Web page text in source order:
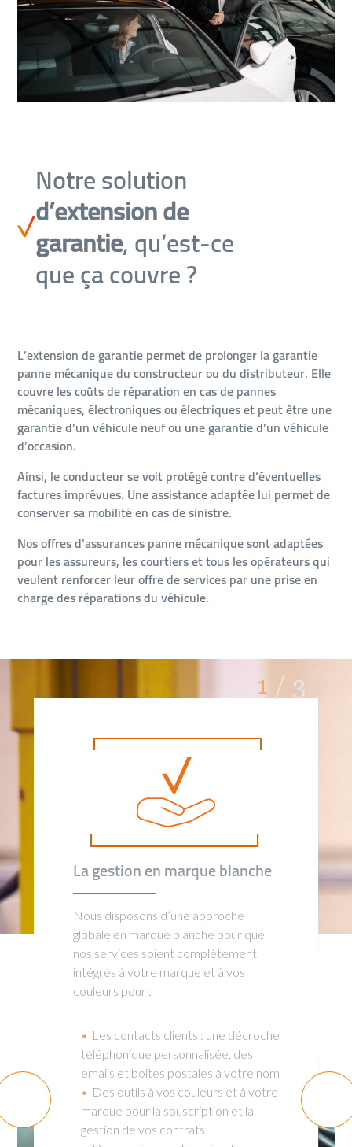
Notre solution
d’extension de
garantie, qu’est-ce
que ça couvre ?
L’extension de garantie permet de prolonger la garantie
panne mécanique du constructeur ou du distributeur. Elle
couvre les coûts de réparation en cas de pannes
mécaniques, électroniques ou électriques et peut être une
garantie d’un véhicule neuf ou une garantie d’un véhicule
d’occasion.
Ainsi, le conducteur se voit protégé contre d’éventuelles
factures imprévues. Une assistance adaptée lui permet de
conserver sa mobilité en cas de sinistre.
Nos offres d’assurances panne mécanique sont adaptées
pour les assureurs, les courtiers et tous les opérateurs qui
veulent renforcer leur offre de services par une prise en
charge des réparations du véhicule.
La gestion en marque blanche
Nous disposons d’une approche
globale en marque blanche pour que
nos services soient complètement
intégrés à votre marque et à vos
couleurs pour :
Les contacts clients : une décroche
téléphonique personnalisée, des
emails et boites postales à votre nom
Des outils à vos couleurs et à votre
marque pour la souscription et la
gestion de vos contrats
1 / 3
Quels services
associés pour
vous accompagner
au mieux ?